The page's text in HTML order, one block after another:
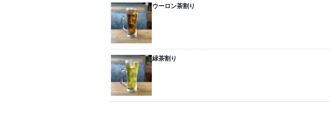
ウーロン茶割り
緑茶割り